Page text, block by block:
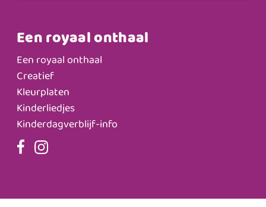
Een royaal onthaal
Een royaal onthaal
Creatief
Kleurplaten
Kinderliedjes
Kinderdagverblijf-info